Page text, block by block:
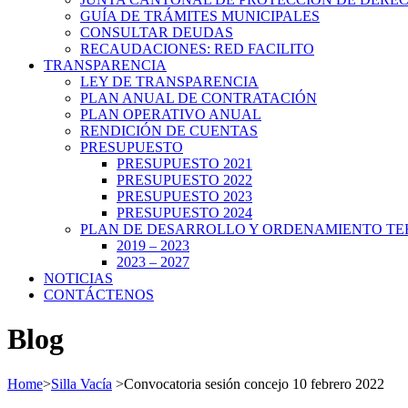
GUÍA DE TRÁMITES MUNICIPALES
CONSULTAR DEUDAS
RECAUDACIONES: RED FACILITO
TRANSPARENCIA
LEY DE TRANSPARENCIA
PLAN ANUAL DE CONTRATACIÓN
PLAN OPERATIVO ANUAL
RENDICIÓN DE CUENTAS
PRESUPUESTO
PRESUPUESTO 2021
PRESUPUESTO 2022
PRESUPUESTO 2023
PRESUPUESTO 2024
PLAN DE DESARROLLO Y ORDENAMIENTO
2019 – 2023
2023 – 2027
NOTICIAS
CONTÁCTENOS
Blog
Home>Silla Vacía >Convocatoria sesión concejo 10 febrero 2022